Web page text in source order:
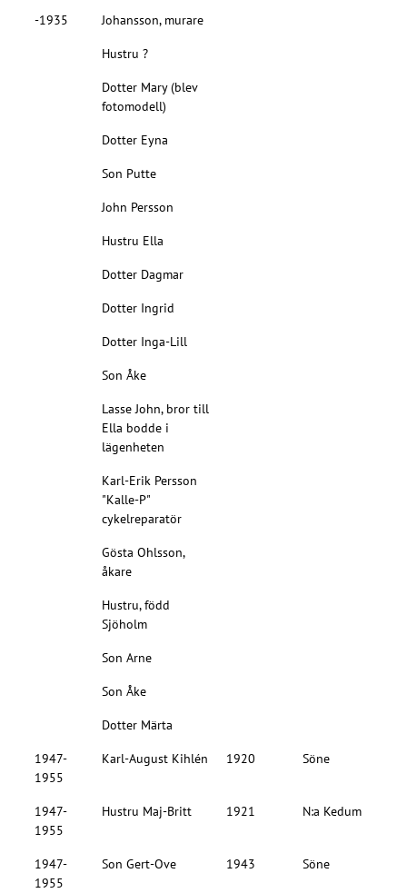
-1935 Johansson, murare
Hustru ?
Dotter Mary (blev
fotomodell)
Dotter Eyna
Son Putte
John Persson
Hustru Ella
Dotter Dagmar
Dotter Ingrid
Dotter Inga-Lill
Son Åke
Lasse John, bror till
Ella bodde i
lägenheten
Karl-Erik Persson
"Kalle-P"
cykelreparatör
Gösta Ohlsson,
åkare
Hustru, född
Sjöholm
Son Arne
Son Åke
Dotter Märta
1947-
1955
Karl-August Kihlén 1920 Söne
1947-
1955
Hustru Maj-Britt 1921 N:a Kedum
1947-
1955
Son Gert-Ove 1943 Söne